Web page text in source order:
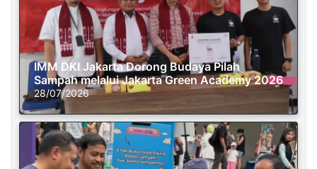
IMM DKI Jakarta Dorong Budaya Pilah
Sampah melalui Jakarta Green Academy 2026
28/07/2026